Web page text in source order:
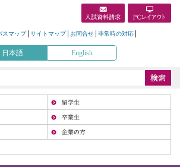
スマップ サイトマップ お問合せ 非常時の対応
日本語 English